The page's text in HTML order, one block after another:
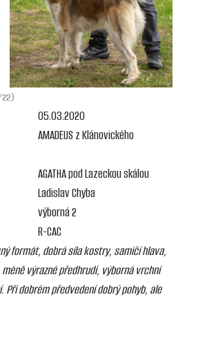
22)
05.03.2020
AMADEUS z Klánovického
AGATHA pod Lazeckou skálou
Ladislav Chyba
výborná 2
R-CAC
formát, dobrá síla kostry, samičí hlava,
výrazné předhrudí, výborná vrchní
Při dobrém předvedení dobrý pohyb, ale